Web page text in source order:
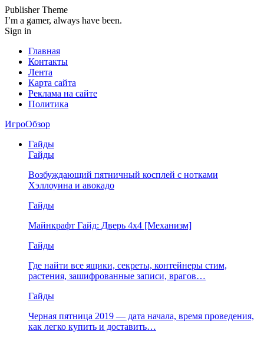
Publisher Theme
I’m a gamer, always have been.
Sign in
Главная
Контакты
Лента
Карта сайта
Реклама на сайте
Политика
ИгроОбзор
Гайды
Гайды
Возбуждающий пятничный косплей с нотками
Хэллоуина и авокадо
Гайды
Майнкрафт Гайд: Дверь 4х4 [Механизм]
Гайды
Где найти все ящики, секреты, контейнеры стим,
растения, зашифрованные записи, врагов…
Гайды
Черная пятница 2019 — дата начала, время проведения,
как легко купить и доставить…